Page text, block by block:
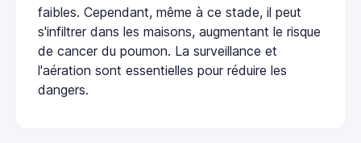
faibles. Cependant, même à ce stade, il peut
s'infiltrer dans les maisons, augmentant le risque
de cancer du poumon. La surveillance et
l'aération sont essentielles pour réduire les
dangers.